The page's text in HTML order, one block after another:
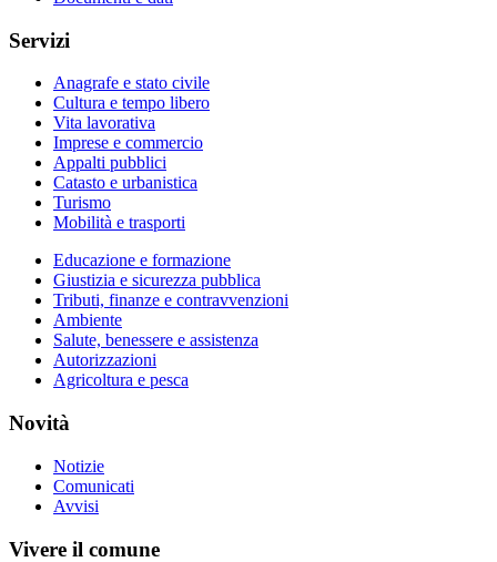
Servizi
Anagrafe e stato civile
Cultura e tempo libero
Vita lavorativa
Imprese e commercio
Appalti pubblici
Catasto e urbanistica
Turismo
Mobilità e trasporti
Educazione e formazione
Giustizia e sicurezza pubblica
Tributi, finanze e contravvenzioni
Ambiente
Salute, benessere e assistenza
Autorizzazioni
Agricoltura e pesca
Novità
Notizie
Comunicati
Avvisi
Vivere il comune